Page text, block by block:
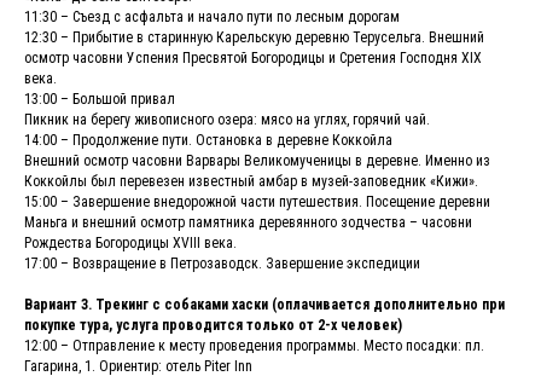
11:30 – Съезд с асфальта и начало пути по лесным дорогам
12:30 – Прибытие в старинную Карельскую деревню Терусельга. Внешний
осмотр часовни Успения Пресвятой Богородицы и Сретения Господня XIX
века.
13:00 – Большой привал
Пикник на берегу живописного озера: мясо на углях, горячий чай.
14:00 – Продолжение пути. Остановка в деревне Коккойла
Внешний осмотр часовни Варвары Великомученицы в деревне. Именно из
Коккойлы был перевезен известный амбар в музей-заповедник «Кижи».
15:00 – Завершение внедорожной части путешествия. Посещение деревни
Маньга и внешний осмотр памятника деревянного зодчества – часовни
Рождества Богородицы XVIII века.
17:00 – Возвращение в Петрозаводск. Завершение экспедиции
Вариант 3. Трекинг с собаками хаски (оплачивается дополнительно при
покупке тура, услуга проводится только от 2-х человек)
12:00 – Отправление к месту проведения программы. Место посадки: пл.
Гагарина, 1. Ориентир: отель Piter Inn